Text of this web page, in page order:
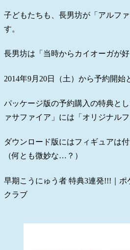
子どもたちも、長男坊が「アルフ
す。
長男坊は「当時からカイオーガが
2014年9月20日（土）から予約開始
パッケージ版の予約購入の特典と
ァサファイア」には「オリジナル
ダウンロード版にはフィギュアは
（何とも微妙な…？）
早期こうにゅう者 特典3連発!!!｜
クラブ